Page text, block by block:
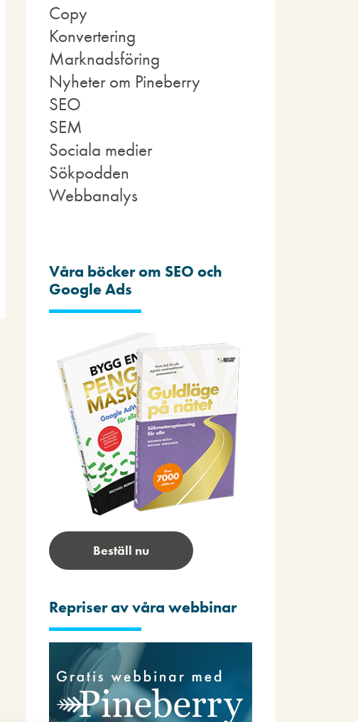
Copy
Konvertering
Marknadsföring
Nyheter om Pineberry
SEO
SEM
Sociala medier
Sökpodden
Webbanalys
Våra böcker om SEO och
Google Ads
Beställ nu
Repriser av våra webbinar